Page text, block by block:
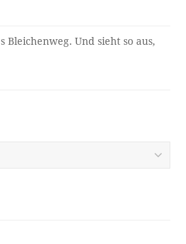
Bleichenweg. Und sieht so aus,